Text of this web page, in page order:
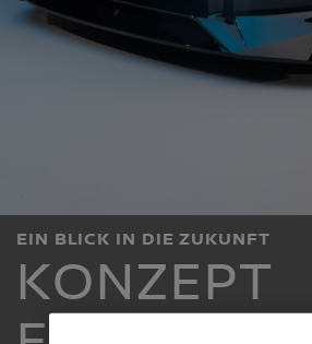
KONZEPT
EIN BLICK IN DIE ZUKUNFT